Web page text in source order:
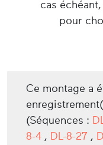
cas
pour
Ce montage a
(Séquences :
8-4 , DL-8-27 ,